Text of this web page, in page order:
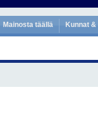
Mainosta täällä Kunnat